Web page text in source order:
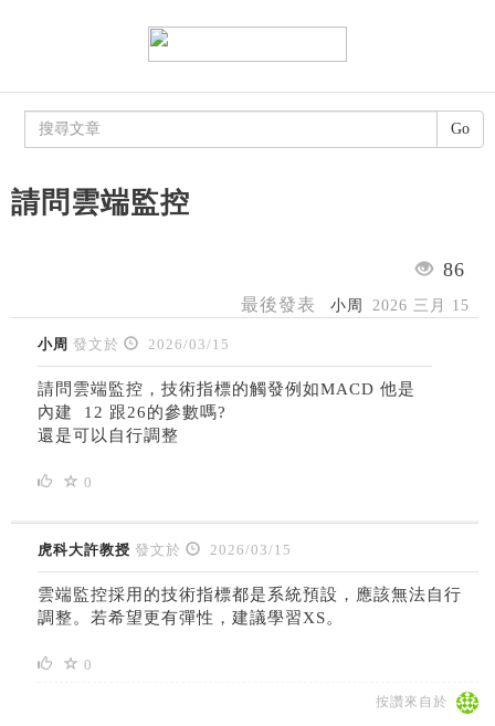
請問雲端監控
86
最後發表 小周 2026 三月 15
小周 發文於 2026/03/15
請問雲端監控，技術指標的觸發例如MACD 他是
內建 12 跟26的參數嗎?
還是可以自行調整
0
虎科大許教授 發文於 2026/03/15
雲端監控採用的技術指標都是系統預設，應該無法自行
調整。若希望更有彈性，建議學習XS。
0
按讚來自於
Go